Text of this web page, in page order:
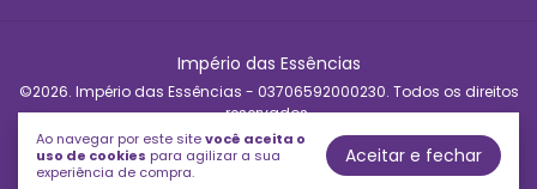
Ao navegar por este sitevocê aceita o
uso de cookies para agilizar a sua
experiência de compra.
Aceitar e fechar
Império das Essências
©2026. Império das Essências - 03706592000230. Todos os direitos
reservados.